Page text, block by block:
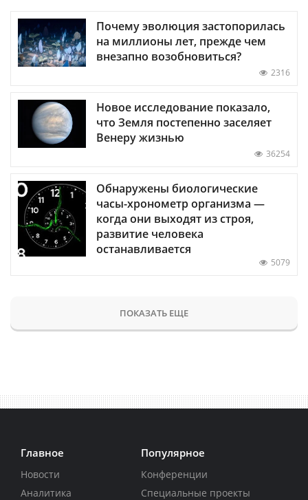
Почему эволюция застопорилась
на миллионы лет, прежде чем
внезапно возобновиться?
2316
Новое исследование показало,
что Земля постепенно заселяет
Венеру жизнью
36254
Обнаружены биологические
часы-хронометр организма —
когда они выходят из строя,
развитие человека
останавливается
5079
ПОКАЗАТЬ ЕЩЕ
Главное
Новости
Аналитика
Популярное
Конференции
Специальные проекты